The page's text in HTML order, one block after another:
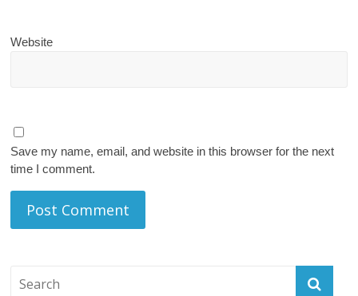
Website
Save my name, email, and website in this browser for the next
time I comment.